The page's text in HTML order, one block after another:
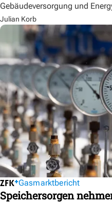
Gebäudeversorgung und
Julian Korb
Gasmarktbericht
Speichersorgen